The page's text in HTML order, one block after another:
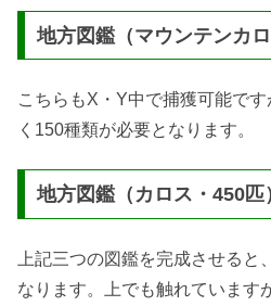
地方図鑑（マウンテンカロ
こちらもX・Y中で捕獲可能で
く150種類が必要となります。
地方図鑑（カロス・450匹
上記三つの図鑑を完成させると
なります。上でも触れています